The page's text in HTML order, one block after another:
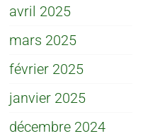
avril 2025
mars 2025
février 2025
janvier 2025
décembre 2024